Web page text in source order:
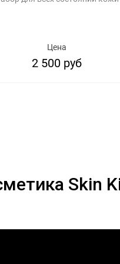
Цена
2 500 руб
Skin